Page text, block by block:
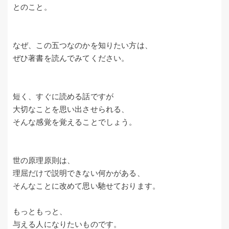
とのこと。
なぜ、この五つなのかを知りたい方は、
ぜひ著書を読んでみてください。
短く、すぐに読める話ですが
大切なことを思い出させられる、
そんな感覚を覚えることでしょう。
世の原理原則は、
理屈だけで説明できない何かがある、
そんなことに改めて思い馳せております。
もっともっと、
与える人になりたいものです。